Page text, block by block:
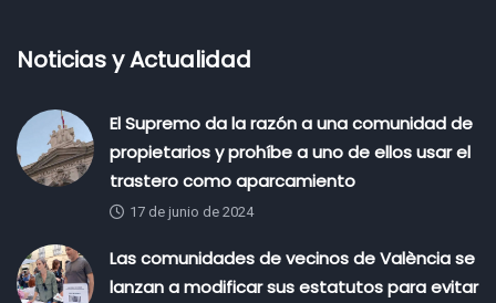
Noticias y Actualidad
El Supremo da la razón a una comunidad de
propietarios y prohíbe a uno de ellos usar el
trastero como aparcamiento
17 de junio de 2024
Las comunidades de vecinos de València se
lanzan a modificar sus estatutos para evitar